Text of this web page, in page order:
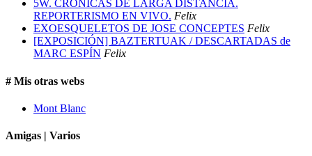
5W. CRÓNICAS DE LARGA DISTANCIA.
REPORTERISMO EN VIVO. Felix
EXOESQUELETOS DE JOSE CONCEPTES Felix
[EXPOSICIÓN] BAZTERTUAK / DESCARTADAS de
MARC ESPÍN Felix
# Mis otras webs
Mont Blanc
Amigas | Varios